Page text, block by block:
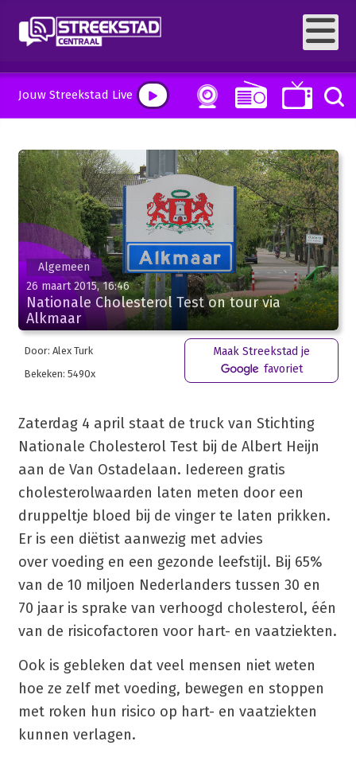
Jouw Streekstad Live
Algemeen
26 maart 2015, 16:46
Nationale Cholesterol Test on tour via
Alkmaar
Door: Alex Turk
Bekeken: 5490x
Maak Streekstad je
favoriet
Zaterdag 4 april staat de truck van Stichting
Nationale Cholesterol Test bij de Albert Heijn
aan de Van Ostadelaan. Iedereen gratis
cholesterolwaarden laten meten door een
druppeltje bloed bij de vinger te laten prikken.
Er is een diëtist aanwezig met advies
over voeding en een gezonde leefstijl. Bij 65%
van de 10 miljoen Nederlanders tussen 30 en
70 jaar is sprake van verhoogd cholesterol, één
van de risicofactoren voor hart- en vaatziekten.
Ook is gebleken dat veel mensen niet weten
hoe ze zelf met voeding, bewegen en stoppen
met roken hun risico op hart- en vaatziekten
kunnen verlagen.